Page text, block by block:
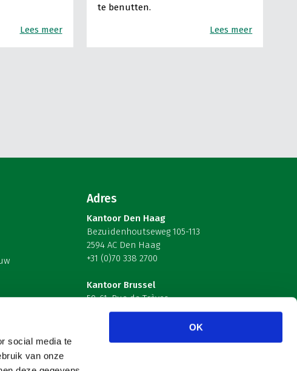
social media te
van onze
OK
Lees meer
te benutten.
Lees meer
Adres
Kantoor Den Haag
Bezuidenhoutseweg 105-113
2594 AC Den Haag
+31 (0)70 338 2700
Kantoor Brussel
59-61, Rue de Trèves
B-1040 Brussel – België
Volg ons